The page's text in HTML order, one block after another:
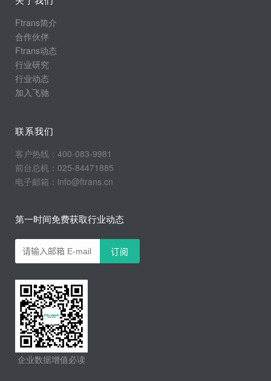
Ftrans简介
合作伙伴
Ftrans动态
行业研究
行业动态
加入飞驰
联系我们
客户热线：400-083-9981
前台总机：025-84471885
电子邮箱：info@ftrans.cn
第一时间免费获取行业动态
企业数据增值必读